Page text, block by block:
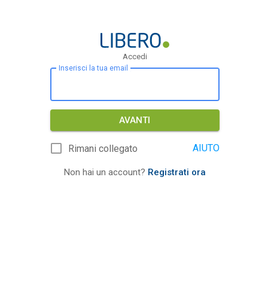
Accedi
Inserisci la tua email
AVANTI
Rimani collegato AIUTO
Non hai un account? Registrati ora